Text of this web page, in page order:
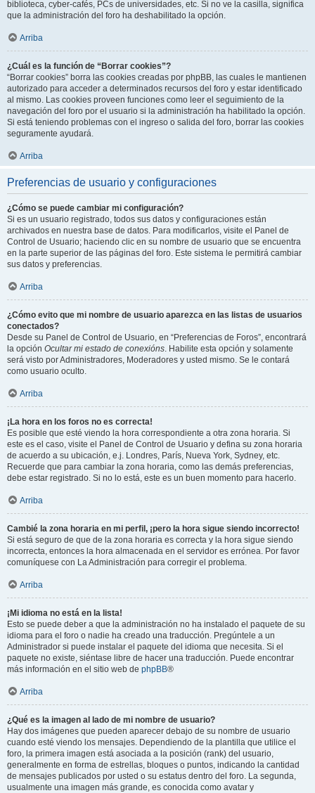
biblioteca, cyber-cafés, PCs de universidades, etc. Si no ve la casilla, significa
que la administración del foro ha deshabilitado la opción.
Arriba
¿Cuál es la función de “Borrar cookies”?
“Borrar cookies” borra las cookies creadas por phpBB, las cuales le mantienen
autorizado para acceder a determinados recursos del foro y estar identificado
al mismo. Las cookies proveen funciones como leer el seguimiento de la
navegación del foro por el usuario si la administración ha habilitado la opción.
Si está teniendo problemas con el ingreso o salida del foro, borrar las cookies
seguramente ayudará.
Arriba
Preferencias de usuario y configuraciones
¿Cómo se puede cambiar mi configuración?
Si es un usuario registrado, todos sus datos y configuraciones están
archivados en nuestra base de datos. Para modificarlos, visite el Panel de
Control de Usuario; haciendo clic en su nombre de usuario que se encuentra
en la parte superior de las páginas del foro. Este sistema le permitirá cambiar
sus datos y preferencias.
Arriba
¿Cómo evito que mi nombre de usuario aparezca en las listas de usuarios
conectados?
Desde su Panel de Control de Usuario, en “Preferencias de Foros”, encontrará
la opción Ocultar mi estado de conexións. Habilite esta opción y solamente
será visto por Administradores, Moderadores y usted mismo. Se le contará
como usuario oculto.
Arriba
¡La hora en los foros no es correcta!
Es posible que esté viendo la hora correspondiente a otra zona horaria. Si
este es el caso, visite el Panel de Control de Usuario y defina su zona horaria
de acuerdo a su ubicación, e.j. Londres, París, Nueva York, Sydney, etc.
Recuerde que para cambiar la zona horaria, como las demás preferencias,
debe estar registrado. Si no lo está, este es un buen momento para hacerlo.
Arriba
Cambié la zona horaria en mi perfil, ¡pero la hora sigue siendo incorrecto!
Si está seguro de que de la zona horaria es correcta y la hora sigue siendo
incorrecta, entonces la hora almacenada en el servidor es errónea. Por favor
comuníquese con La Administración para corregir el problema.
Arriba
¡Mi idioma no está en la lista!
Esto se puede deber a que la administración no ha instalado el paquete de su
idioma para el foro o nadie ha creado una traducción. Pregúntele a un
Administrador si puede instalar el paquete del idioma que necesita. Si el
paquete no existe, siéntase libre de hacer una traducción. Puede encontrar
más información en el sitio web de phpBB®
Arriba
¿Qué es la imagen al lado de mi nombre de usuario?
Hay dos imágenes que pueden aparecer debajo de su nombre de usuario
cuando esté viendo los mensajes. Dependiendo de la plantilla que utilice el
foro, la primera imagen está asociada a la posición (rank) del usuario,
generalmente en forma de estrellas, bloques o puntos, indicando la cantidad
de mensajes publicados por usted o su estatus dentro del foro. La segunda,
usualmente una imagen más grande, es conocida como avatar y